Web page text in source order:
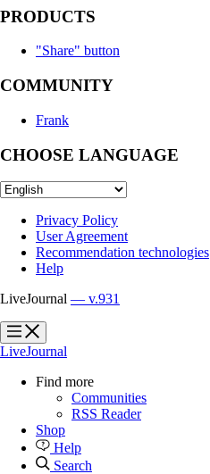
PRODUCTS
"Share" button
COMMUNITY
Frank
CHOOSE LANGUAGE
Privacy Policy
User Agreement
Recommendation technologies
Help
LiveJournal — v.931
?
?
LiveJournal
Find more
Communities
RSS Reader
Shop
Help
Search